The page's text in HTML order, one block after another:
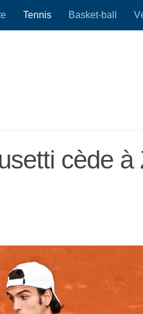
Tennis Basket-ball
cède à